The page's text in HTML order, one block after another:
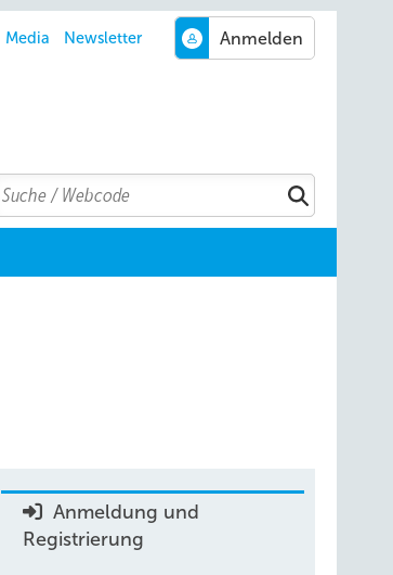
Media Newsletter
Search
Suchen
Anmeldung und
Registrierung